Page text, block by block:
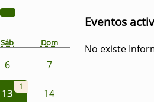
Sáb Dom
6 7
13
1
14
Eventos
No existe